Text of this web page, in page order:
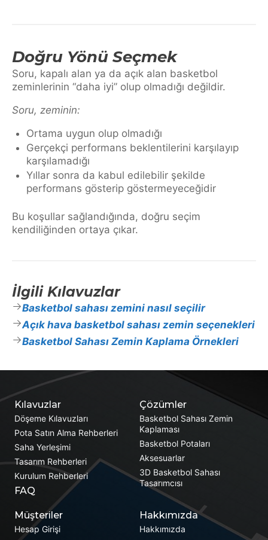
Doğru Yönü Seçmek
Soru, kapalı alan ya da açık alan basketbol
zeminlerinin “daha iyi” olup olmadığı değildir.
Soru, zeminin:
Ortama uygun olup olmadığı
Gerçekçi performans beklentilerini karşılayıp
karşılamadığı
Yıllar sonra da kabul edilebilir şekilde
performans gösterip göstermeyeceğidir
Bu koşullar sağlandığında, doğru seçim
kendiliğinden ortaya çıkar.
İlgili Kılavuzlar
Basketbol sahası zemini nasıl seçilir
Açık hava basketbol sahası zemin seçenekleri
Basketbol Sahası Zemin Kaplama Örnekleri
Çözümler
Basketbol Sahası Zemin
Kaplaması
Basketbol Potaları
Aksesuarlar
3D Basketbol Sahası
Tasarımcısı
Kılavuzlar
Döşeme Kılavuzları
Pota Satın Alma Rehberleri
Saha Yerleşimi
Tasarım Rehberleri
Kurulum Rehberleri
FAQ
Müşteriler
Hesap Girişi
Hakkımızda
Hakkımızda